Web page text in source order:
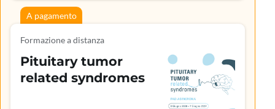
A pagamento
Formazione a distanza
Pituitary tumor
related syndromes